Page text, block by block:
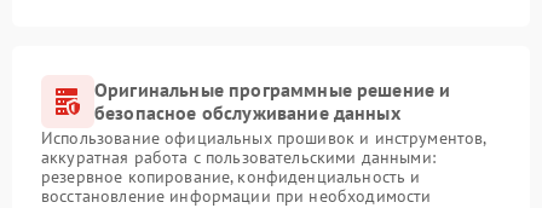
Оригинальные программные решение и
безопасное обслуживание данных
Использование официальных прошивок и инструментов,
аккуратная работа с пользовательскими данными:
резервное копирование, конфиденциальность и
восстановление информации при необходимости